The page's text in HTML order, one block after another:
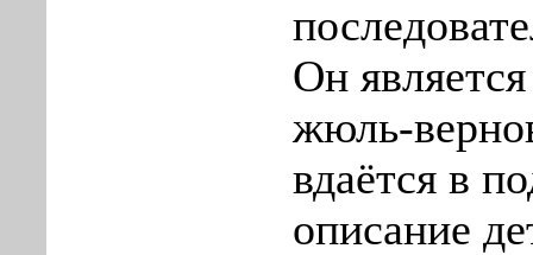
Он
жюль-
вдаётся в
описание